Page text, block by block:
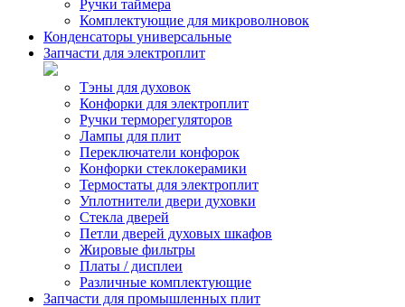
Ручки таймера
Комплектующие для микроволновок
Конденсаторы универсальные
Запчасти для электроплит
Тэны для духовок
Конфорки для электроплит
Ручки терморегуляторов
Лампы для плит
Переключатели конфорок
Конфорки стеклокерамики
Термостаты для электроплит
Уплотнители двери духовки
Стекла дверей
Петли дверей духовых шкафов
Жировые фильтры
Платы / дисплеи
Различные комплектующие
Запчасти для промышленных плит